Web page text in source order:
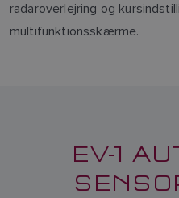
radaroverlejring og
multifunktionsskærme.
EV-1